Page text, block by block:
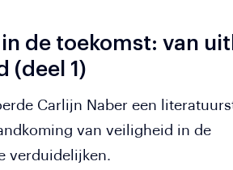
de toekomst: van
(deel 1)
Carlijn Naber een
van veiligheid in de
verduidelijken.